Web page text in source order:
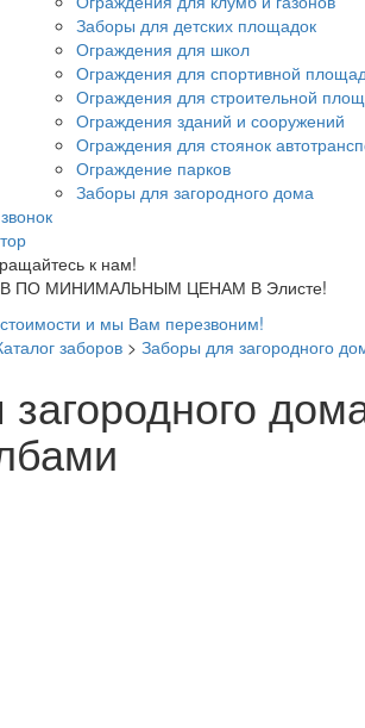
Заборы для детских площадок
Ограждения для школ
Ограждения для спортивной
Ограждения для строительной
Ограждения зданий и сооружений
Ограждения для стоянок
Ограждение парков
Заборы для загородного дома
к нам!
ПО МИНИМАЛЬНЫМ ЦЕНАМ В Элисте!
стоимости и мы Вам перезвоним!
заборов > Заборы для загородного